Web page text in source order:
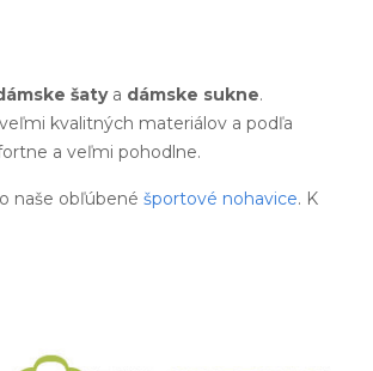
šatya dámske sukne.
kvalitných materiálov a podľa
a veľmi pohodlne.
naše obľúbené športové nohavice. K